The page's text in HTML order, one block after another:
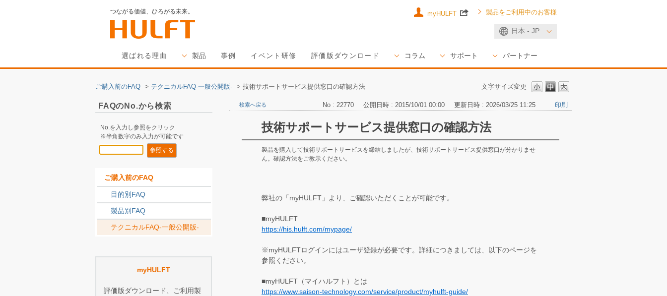
つながる価値、ひろがる未来。
日本 - JP
選ばれる理由 製品 事例 イベント研修 評価版ダウンロード コラム サポート パートナー
myHULFT 製品をご利用中のお客様
文字サイズ変更
ご購入前のFAQ > テクニカルFAQ-一般公開版- > 技術サポートサービス提供窓口の確認方法
FAQのNo.から検索
No.を入力し参照をクリック
※半角数字のみ入力が可能です
ご購入前のFAQ
目的別FAQ
製品別FAQ
テクニカルFAQ-一般公開版-
myHULFT
評価版ダウンロード、ご利用製
検索へ戻る No : 22770 公開日時 : 2015/10/01 00:00 更新日時 : 2026/03/25 11:25 印刷
技術サポートサービス提供窓口の確認方法
製品を購入して技術サポートサービスを締結しましたが、技術サポートサービス提供窓口が分かりませ
ん。確認方法をご教示ください。
弊社の「myHULFT」より、ご確認いただくことが可能です。
■myHULFT
https://his.hulft.com/mypage/
※myHULFTログインにはユーザ登録が必要です。詳細につきましては、以下のページを
参照ください。
■myHULFT（マイハルフト）とは
https://www.saison-technology.com/service/product/myhulft-guide/